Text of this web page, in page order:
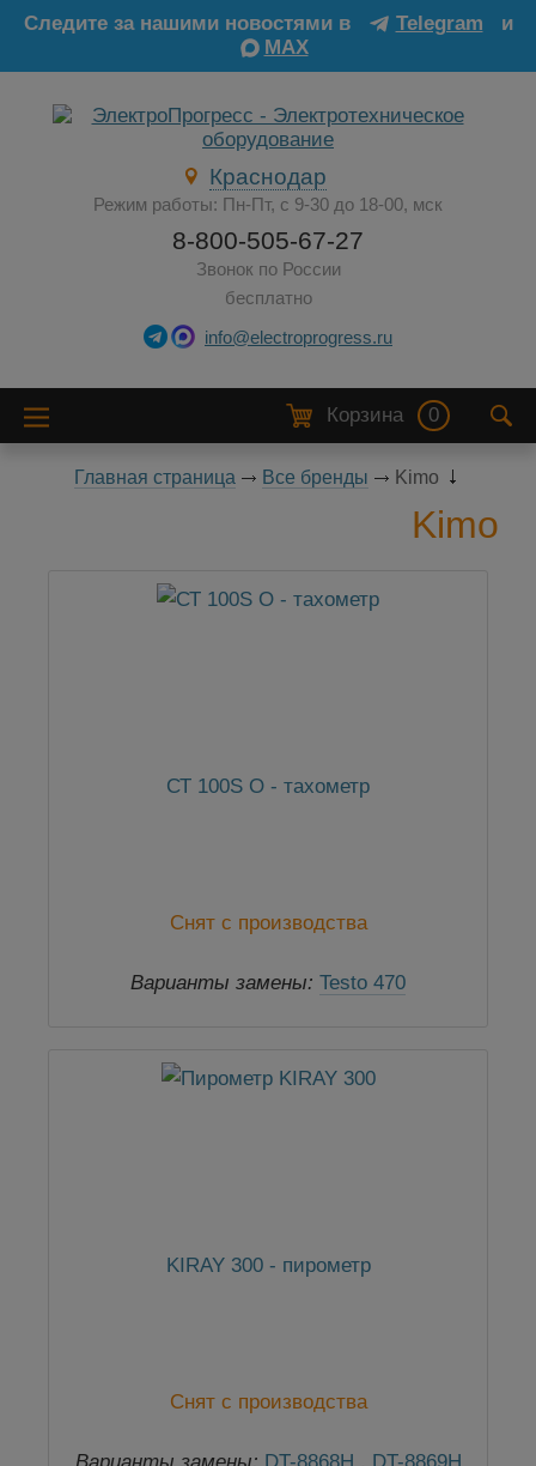
Следите за нашими новостями в Telegram
и
MAX
Краснодар
Режим работы: Пн-Пт, с 9-30 до 18-00, мск
8-800-505-67-27
Звонок по России
бесплатно
info@electroprogress.ru
Корзина 0
Главная страница Все бренды Kimo
Kimo
СТ 100S O - тахометр
Снят с производства
Варианты замены: Testo 470
KIRAY 300 - пирометр
Снят с производства